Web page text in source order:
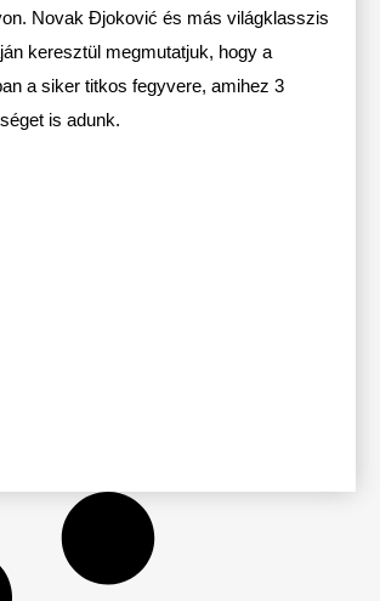
Novak Đjoković és más világklasszis
keresztül megmutatjuk, hogy a
a siker titkos fegyvere, amihez 3
is adunk.